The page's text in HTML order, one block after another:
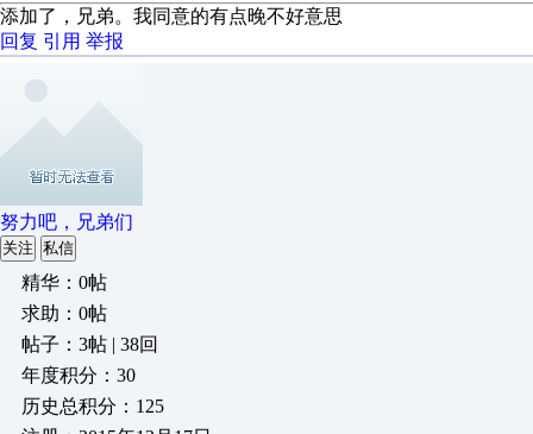
添加了，兄弟。我同意的有点晚不好意思
回复 引用 举报
努力吧，兄弟们
关注 私信
精华：0帖
求助：0帖
帖子：3帖 | 38回
年度积分：30
历史总积分：125